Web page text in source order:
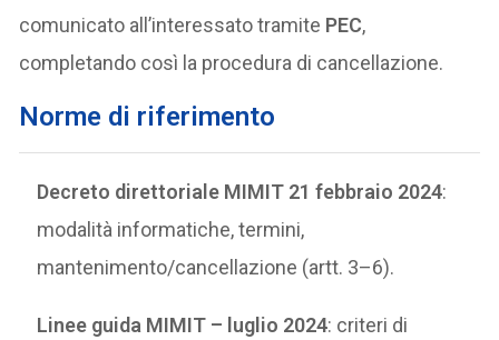
comunicato all’interessato tramite PEC,
completando così la procedura di cancellazione.
Norme di riferimento
Decreto direttoriale MIMIT 21 febbraio 2024:
modalità informatiche, termini,
mantenimento/cancellazione (artt. 3–6).
Linee guida MIMIT – luglio 2024: criteri di